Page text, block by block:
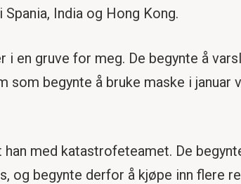
India og Hong Kong.
en gruve for meg. De begynte å
som begynte å bruke maske i
han med katastrofeteamet. De
og begynte derfor å kjøpe inn flere